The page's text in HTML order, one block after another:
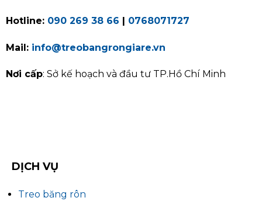
Hotline: 090 269 38 66 | 0768071727
Mail: info@treobangrongiare.vn
Nơi cấp: Sở kế hoạch và đầu tư TP.Hồ Chí Minh
DỊCH VỤ
Treo băng rôn